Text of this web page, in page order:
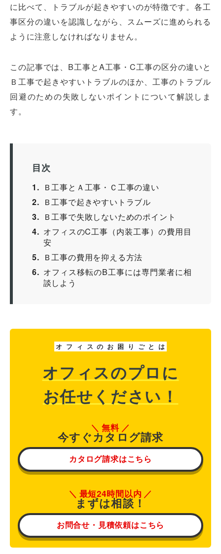
に比べて、トラブルが起きやすいのが特徴です。各工
事区分の違いを認識しながら、スムーズに進められる
ように注意しなければなりません。
この記事では、B工事とA工事・C工事の区分の違いと
Ｂ工事で起きやすいトラブルのほか、工事のトラブル
回避のための失敗しないポイントについて解説しま
す。
目次
1
Ｂ工事とＡ工事・Ｃ工事の違い
2
Ｂ工事で起きやすいトラブル
3
Ｂ工事で失敗しないためのポイント
4
オフィスのC工事（内装工事）の費用目
安
5
Ｂ工事の費用を抑える方法
6
オフィス移転のB工事には専門業者に相
談しよう
オ フ ィ ス の お 困 り ご と は
オフィスのプロに
お任せください！
無料
今すぐカタログ請求
カタログ請求はこちら
最短24時間以内
まずは相談！
お問合せ・見積依頼はこちら